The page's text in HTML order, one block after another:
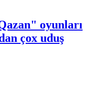
oyunları
çox uduş